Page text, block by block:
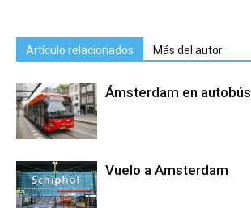
Artículo relacionados Más del autor
Ámsterdam en autobús
Vuelo a Amsterdam